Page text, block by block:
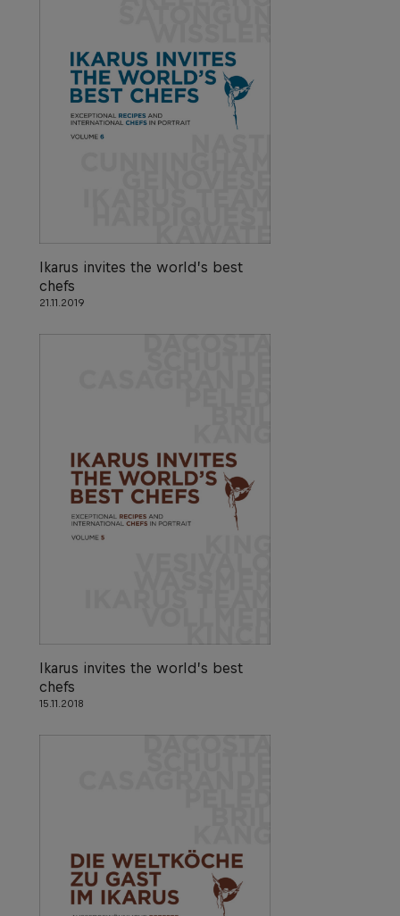
Ikarus invites the world’s best
chefs
21.11.2019
Ikarus invites the world’s best
chefs
15.11.2018